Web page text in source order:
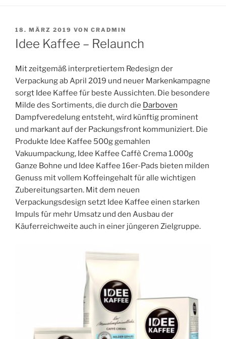
VERÖFFENTLICHT
AM
18. MÄRZ 2019 VON CRADMIN
Idee Kaffee – Relaunch
Mit zeitgemäß interpretiertem Redesign der
Verpackung ab April 2019 und neuer Markenkampagne
sorgt Idee Kaffee für beste Aussichten. Die besondere
Milde des Sortiments, die durch die Darboven
Dampfveredelung entsteht, wird künftig prominent
und markant auf der Packungsfront kommuniziert. Die
Produkte Idee Kaffee 500g gemahlen
Vakuumpackung, Idee Kaffee Caffè Crema 1.000g
Ganze Bohne und Idee Kaffee 16er-Pads bieten milden
Genuss mit vollem Koffeingehalt für alle wichtigen
Zubereitungsarten. Mit dem neuen
Verpackungsdesign setzt Idee Kaffee einen starken
Impuls für mehr Umsatz und den Ausbau der
Käuferreichweite auch in einer jüngeren Zielgruppe.